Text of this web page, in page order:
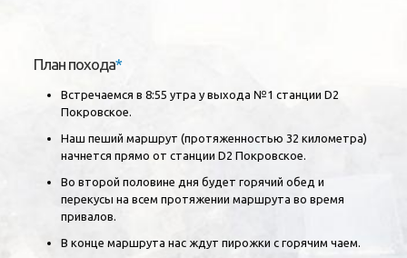
План похода*
Встречаемся в 8:55 утра у выхода №1 станции D2
Покровское.
Наш пеший маршрут (протяженностью 32 километра)
начнется прямо от станции D2 Покровское.
Во второй половине дня будет горячий обед и
перекусы на всем протяжении маршрута во время
привалов.
В конце маршрута нас ждут пирожки с горячим чаем.